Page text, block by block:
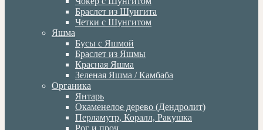
Браслет из Шунгита
Четки с Шунгитом
Яшма
Бусы с Яшмой
Браслет из Яшмы
Красная Яшма
Зеленая Яшма / Камбаба
Органика
Янтарь
Окаменелое дерево (Дендролит)
Перламутр, Коралл, Ракушка
Рог и проч.